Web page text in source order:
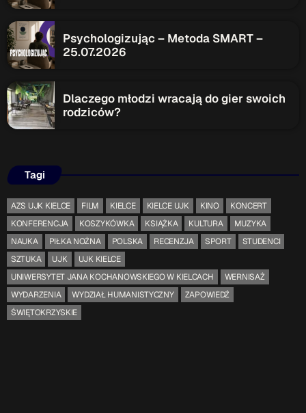
Psychologizując – Metoda SMART –
25.07.2026
Dlaczego młodzi wracają do gier swoich
rodziców?
Tagi
AZS UJK KIELCE FILM KIELCE KIELCE UJK KINO
KONCERT
KONFERENCJA
KOSZYKÓWKA KSIĄŻKA KULTURA
MUZYKA
NAUKA
PIŁKA NOŻNA POLSKA RECENZJA SPORT
STUDENCI
SZTUKA
UJK
UJK KIELCE
UNIWERSYTET JANA KOCHANOWSKIEGO W KIELCACH
WERNISAŻ
WYDARZENIA
WYDZIAŁ HUMANISTYCZNY
ZAPOWIEDŹ
ŚWIĘTOKRZYSKIE